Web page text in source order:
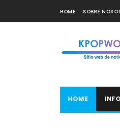
HOME SOBRE
HOME